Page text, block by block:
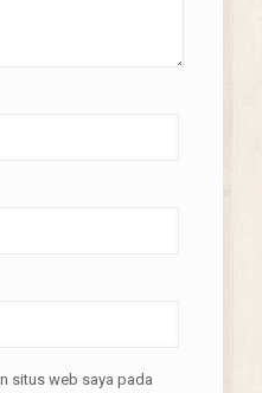
situs web saya pada